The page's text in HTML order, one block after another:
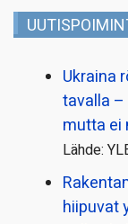
Ukraina
tavalla
mutta ei
Lähde:
hiipuvat